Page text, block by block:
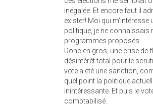
inégalée. Et encore faut il
exister! Moi qui m'intéresse
politique, je ne connaissais
programmes proposés.
Donc en gros, une crise de
désintérêt total pour le
vote a été une sanction,
quel point la politique
inintéressante. Et puis le
comptabilisé.